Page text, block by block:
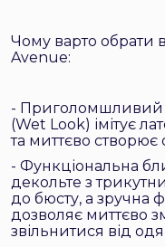
Чому варто обрати
Avenue:
- Приголомшливий
(Wet Look) імітує
та миттєво створює
- Функціональна
декольте з
до бюсту, а зручна
дозволяє миттєво
звільнитися від